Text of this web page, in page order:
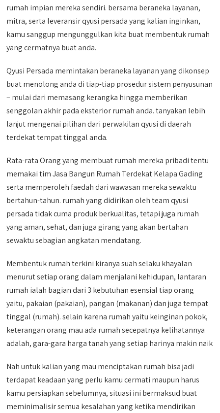
rumah impian mereka sendiri. bersama beraneka layanan,
mitra, serta leveransir qyusi persada yang kalian inginkan,
kamu sanggup mengunggulkan kita buat membentuk rumah
yang cermatnya buat anda.
Qyusi Persada memintakan beraneka layanan yang dikonsep
buat menolong anda di tiap-tiap prosedur sistem penyusunan
– mulai dari memasang kerangka hingga memberikan
senggolan akhir pada eksterior rumah anda. tanyakan lebih
lanjut mengenai pilihan dari perwakilan qyusi di daerah
terdekat tempat tinggal anda.
Rata-rata Orang yang membuat rumah mereka pribadi tentu
memakai tim Jasa Bangun Rumah Terdekat Kelapa Gading
serta memperoleh faedah dari wawasan mereka sewaktu
bertahun-tahun. rumah yang didirikan oleh team qyusi
persada tidak cuma produk berkualitas, tetapi juga rumah
yang aman, sehat, dan juga girang yang akan bertahan
sewaktu sebagian angkatan mendatang.
Membentuk rumah terkini kiranya suah selaku khayalan
menurut setiap orang dalam menjalani kehidupan, lantaran
rumah ialah bagian dari 3 kebutuhan esensial tiap orang
yaitu, pakaian (pakaian), pangan (makanan) dan juga tempat
tinggal (rumah). selain karena rumah yaitu keinginan pokok,
keterangan orang mau ada rumah secepatnya kelihatannya
adalah, gara-gara harga tanah yang setiap harinya makin naik
Nah untuk kalian yang mau menciptakan rumah bisa jadi
terdapat keadaan yang perlu kamu cermati maupun harus
kamu persiapkan sebelumnya, situasi ini bermaksud buat
meminimalisir semua kesalahan yang ketika mendirikan